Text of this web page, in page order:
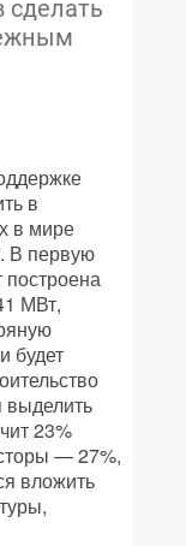
в
в мире
В первую
построена
МВт,
будет
выделить
23%
— 27%,
вложить